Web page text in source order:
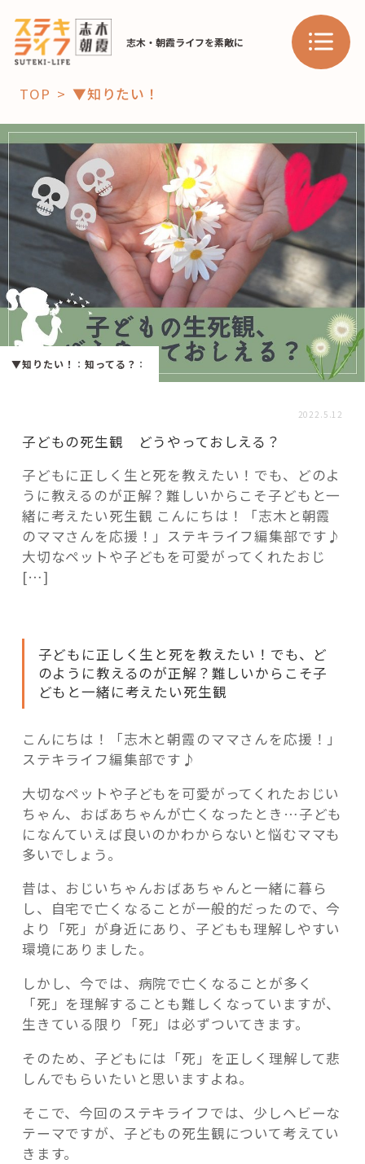
志木・朝霞ライフを素敵に
「コト」
子育て
暮らし
おすすめ
スポット 学び・教育
「場」
HAREL HAREL
活用事例
「モノ」
fleXe リノベ事例
「ひと」
記事検索
TOP ▼知りたい！
▼知りたい！ ：知ってる？ ：
2022.5.12
子どもの死生観 どうやっておしえる？
子どもに正しく生と死を教えたい！でも、どのよ
うに教えるのが正解？難しいからこそ子どもと一
緒に考えたい死生観 こんにちは！「志木と朝霞
のママさんを応援！」ステキライフ編集部です♪
大切なペットや子どもを可愛がってくれたおじ
[…]
子どもに正しく生と死を教えたい！でも、ど
のように教えるのが正解？難しいからこそ子
どもと一緒に考えたい死生観
こんにちは！「志木と朝霞のママさんを応援！」
ステキライフ編集部です♪
大切なペットや子どもを可愛がってくれたおじい
ちゃん、おばあちゃんが亡くなったとき…子ども
になんていえば良いのかわからないと悩むママも
多いでしょう。
昔は、おじいちゃんおばあちゃんと一緒に暮ら
し、自宅で亡くなることが一般的だったので、今
より「死」が身近にあり、子どもも理解しやすい
環境にありました。
しかし、今では、病院で亡くなることが多く
「死」を理解することも難しくなっていますが、
生きている限り「死」は必ずついてきます。
そのため、子どもには「死」を正しく理解して悲
しんでもらいたいと思いますよね。
そこで、今回のステキライフでは、少しヘビーな
テーマですが、子どもの死生観について考えてい
きます。